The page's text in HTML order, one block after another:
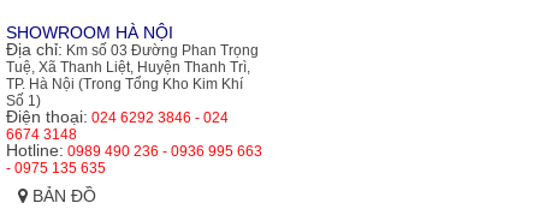
SHOWROOM HÀ NỘI
Địa chỉ: Km số 03 Đường Phan Trọng
Tuệ, Xã Thanh Liệt, Huyện Thanh Trì,
TP. Hà Nội (Trong Tổng Kho Kim Khí
Số 1)
Điện thoại: 024 6292 3846 - 024
6674 3148
Hotline: 0989 490 236 - 0936 995 663
- 0975 135 635
BẢN ĐỒ